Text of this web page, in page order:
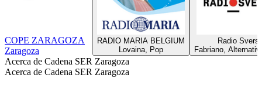
COPE ZARAGOZA
Zaragoza
RADIO MARIA BELGIUM
Lovaina, Pop
Radio
Fabriano,
Acerca de Cadena SER Zaragoza
Acerca de Cadena SER Zaragoza